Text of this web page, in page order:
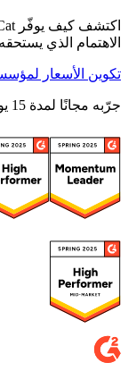
الاهتمام الذي
تكوين الأسعار
جرّبه مجانًا لمدة 15 يومًا. لا حاجة لبطاقة ائتمان.